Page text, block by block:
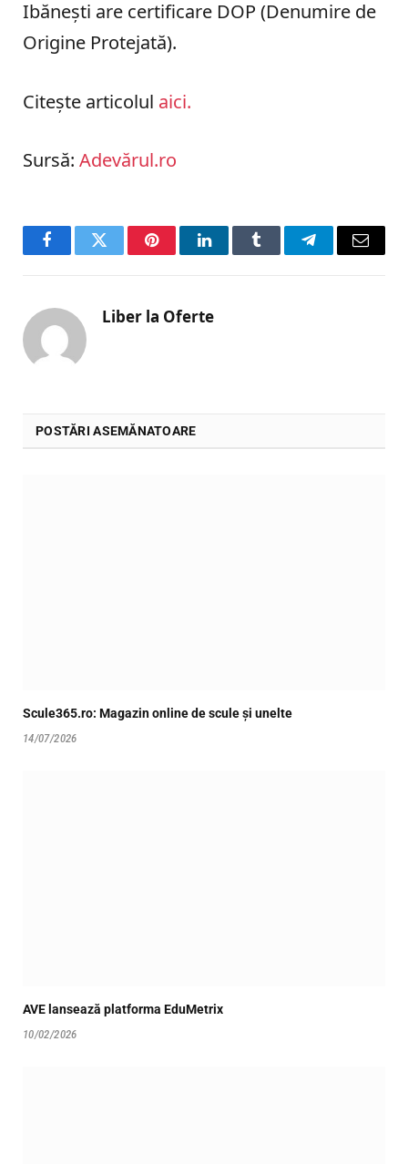
Ibănești are certificare DOP (Denumire de
Origine Protejată).
Citește articolul aici.
Sursă: Adevărul.ro
FacebookTwitter PinterestLinkedInTumblr TelegramEmail
Liber la Oferte
POSTĂRI ASEMĂNATOARE
Scule365.ro: Magazin online de scule și unelte
14/07/2026
AVE lansează platforma EduMetrix
10/02/2026